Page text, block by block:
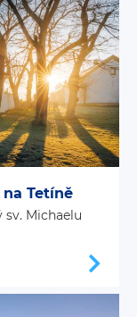
Tetíně
sv. Michaelu